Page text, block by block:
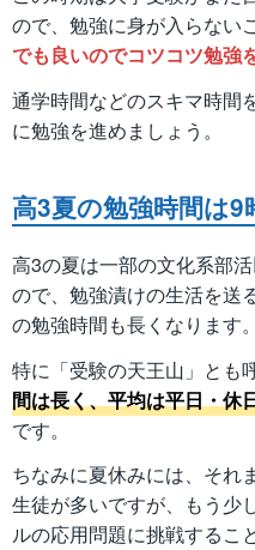
ので、勉強に身が入らない
でも良いのでコツコツ勉強
通学時間などのスキマ時間
に勉強を進めましょう。
高3夏の勉強時間は9
高3の夏は一部の文化系部
ので、勉強漬けの生活を送
の勉強時間も長くなります。
特に「受験の天王山」とも
間は長く、平均は平日・休
です。
ちなみに夏休みには、それ
生徒が多いですが、もう少
ルの応用問題に挑戦するこ